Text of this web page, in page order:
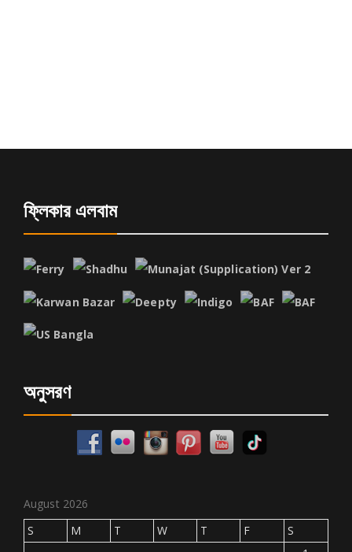
ফ্লিকার এলবাম
অনুসরণ
August 2026
S
M T W T F
S